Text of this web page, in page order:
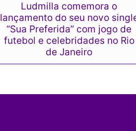
Ludmilla comemora o
lançamento do seu novo
“Sua Preferida” com jogo de
futebol e celebridades no Rio
de Janeiro